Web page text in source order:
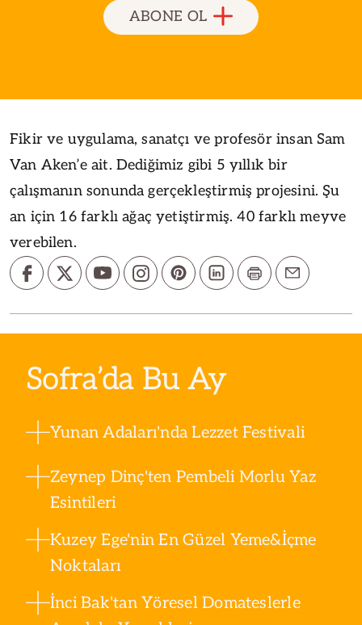
ABONE OL
Fikir ve uygulama, sanatçı ve profesör insan Sam
Van Aken’e ait. Dediğimiz gibi 5 yıllık bir
çalışmanın sonunda gerçekleştirmiş projesini. Şu
an için 16 farklı ağaç yetiştirmiş. 40 farklı meyve
verebilen.
Sofra’da Bu Ay
Yunan Adaları'nda Lezzet Festivali
Zeynep Dinç'ten Pembeli Morlu Yaz
Esintileri
Kuzey Ege'nin En Güzel Yeme&İçme
Noktaları
İnci Bak'tan Yöresel Domateslerle